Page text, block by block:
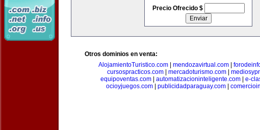
Precio Ofrecido $
Otros dominios en venta:
AlojamientoTuristico.com
mendozavirtual.com
cursospracticos.com| mercadoturismo.com|
equipoventas.com| automatizacioninteligente.com| e-
ocioyjuegos.com| publicidadparaguay.com|